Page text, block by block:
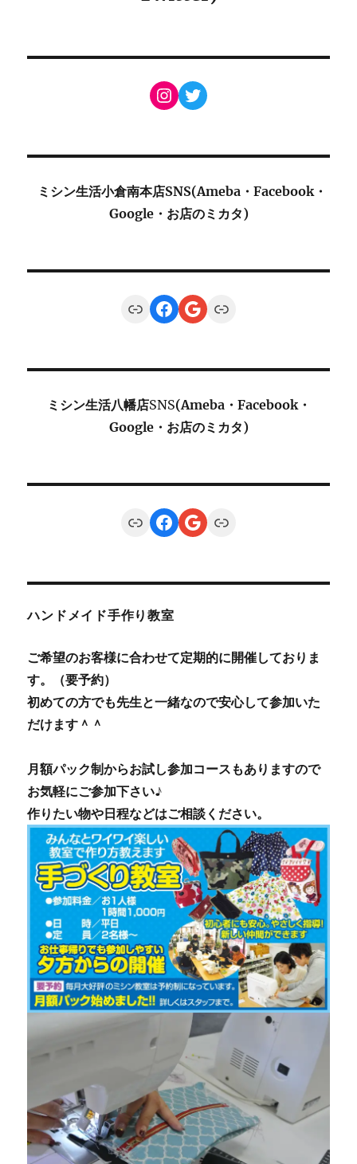
Instagram
Twitter
ミシン生活小倉南本店SNS(Ameba・Facebook・
Google・お店のミカタ)
LinkFacebook
Google
Link
ミシン生活八幡店SNS(Ameba・Facebook・
Google・お店のミカタ)
LinkFacebook
Google
Link
ハンドメイド手作り教室
ご希望のお客様に合わせて定期的に開催しておりま
す。（要予約）
初めての方でも先生と一緒なので安心して参加いた
だけます＾＾
月額パック制からお試し参加コースもありますので
お気軽にご参加下さい♪
作りたい物や日程などはご相談ください。